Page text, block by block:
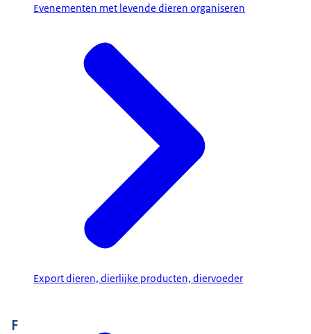
Evenementen met levende dieren organiseren
Export dieren, dierlijke producten, diervoeder
F